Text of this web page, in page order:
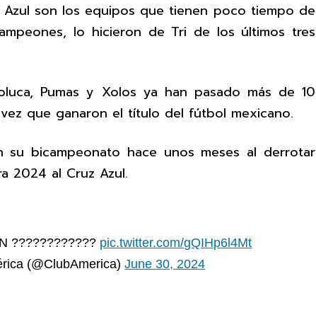
Azul son los equipos que tienen poco tiempo de
lo hicieron de Tri de los últimos tres
Pumas y Xolos ya han pasado más de 10
que ganaron el título del fútbol mexicano.
su bicampeonato hace unos meses al derrotar
2024 al Cruz Azul.
???????????? pic.twitter.com/gQIHp6l4Mt
(@ClubAmerica)June 30, 2024